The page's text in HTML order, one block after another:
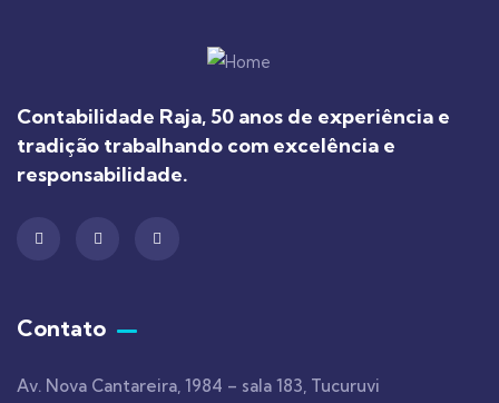
Contabilidade Raja, 50 anos de experiência e
tradição trabalhando com excelência e
responsabilidade.
Contato
Av. Nova Cantareira, 1984 – sala 183, Tucuruvi